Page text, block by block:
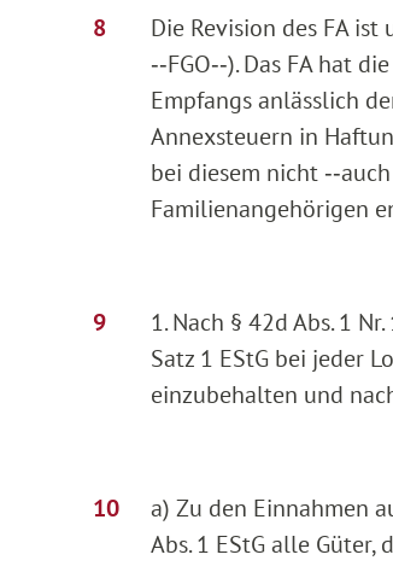
Die Revision des FA
‑‑FGO‑‑). Das FA hat
Empfangs anlässlich
Annexsteuern in
bei diesem nicht
Familienangehörigen
1. Nach § 42d Abs. 1
Satz 1 EStG bei jeder
einzubehalten und
a) Zu den Einnahmen
Abs. 1 EStG alle